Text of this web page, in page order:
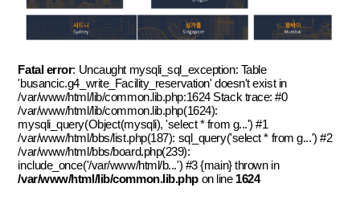
Fatal error: Uncaught mysqli_sql_exception: Table
'busancic.g4_write_Facility_reservation' doesn't exist in
/var/www/html/lib/common.lib.php:1624 Stack trace: #0
/var/www/html/lib/common.lib.php(1624):
mysqli_query(Object(mysqli), 'select * from g...') #1
/var/www/html/bbs/list.php(187): sql_query('select * from g...') #2
/var/www/html/bbs/board.php(239):
include_once('/var/www/html/b...') #3 {main} thrown in
/var/www/html/lib/common.lib.php on line 1624